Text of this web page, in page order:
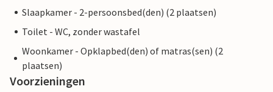
Slaapkamer - 2-persoonsbed(den) (2 plaatsen)
Toilet - WC, zonder wastafel
Woonkamer - Opklapbed(den) of matras(sen) (2
plaatsen)
Voorzieningen